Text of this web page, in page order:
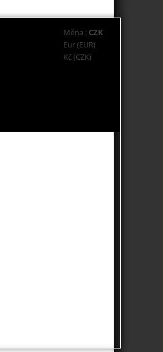
Měna : CZK
Eur (EUR)
Kč (CZK)